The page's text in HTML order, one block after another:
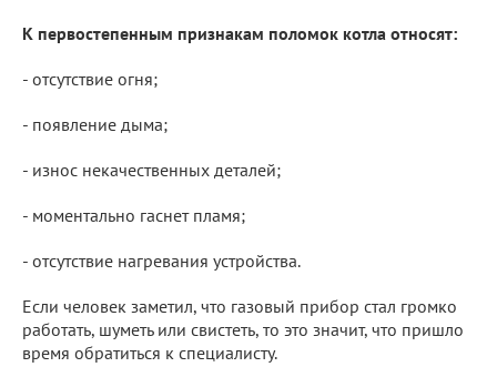
К первостепенным признакам поломок котла относят:
- отсутствие огня;
- появление дыма;
- износ некачественных деталей;
- моментально гаснет пламя;
- отсутствие нагревания устройства.
Если человек заметил, что газовый прибор стал громко
работать, шуметь или свистеть, то это значит, что пришло
время обратиться к специалисту.